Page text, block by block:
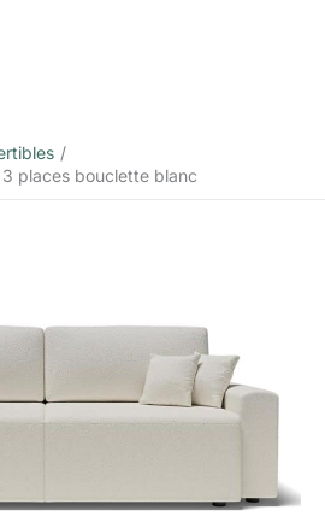
places bouclette blanc